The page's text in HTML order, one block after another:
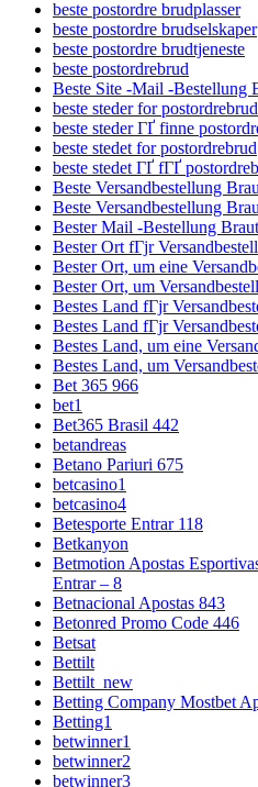
beste postordre brudplasser
beste postordre brudselskaper
beste postordre brudtjeneste
beste postordrebrud
Beste Site -Mail -Bestellung
beste steder for postordrebrud
beste steder ГҐ finne
beste stedet for postordrebrud
beste stedet ГҐ fГҐ
Beste Versandbestellung
Beste Versandbestellung
Bester Mail -Bestellung
Bester Ort fГјr
Bester Ort, um eine
Bester Ort, um
Bestes Land fГјr
Bestes Land fГјr
Bestes Land, um eine
Bestes Land, um
Bet 365 966
bet1
Bet365 Brasil 442
betandreas
Betano Pariuri 675
betcasino1
betcasino4
Betesporte Entrar 118
Betkanyon
Betmotion Apostas
Entrar – 8
Betnacional Apostas 843
Betonred Promo Code 446
Betsat
Bettilt
Bettilt_new
Betting Company Mostbet
Betting1
betwinner1
betwinner2
betwinner3